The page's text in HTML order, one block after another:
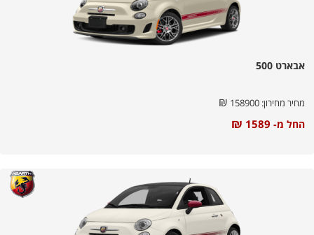
אבארט 500
מחיר מחירון: ₪
החל מ- ₪